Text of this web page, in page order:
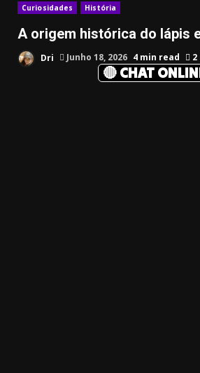
🔴 CHAT
Curiosidades História
A origem histórica do lápis
Dri Junho 18, 2026 4 min read 2